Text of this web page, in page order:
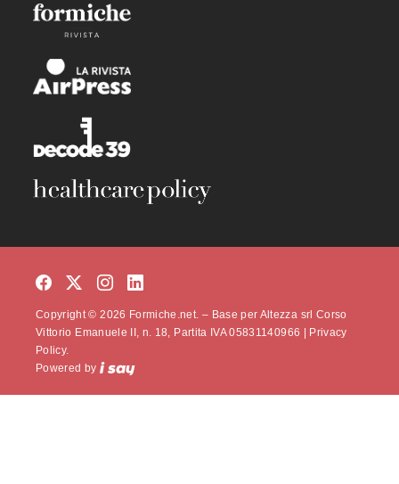
Copyright © 2026 Formiche.net. – Base per Altezza srl Corso
Vittorio Emanuele II, n. 18, Partita IVA 05831140966 |
Privacy
Policy.
Powered by